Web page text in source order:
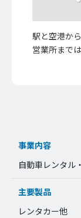
駅と空港か
営業所まで
事業内容
自動車レンタル
主要製品
レンタカー他